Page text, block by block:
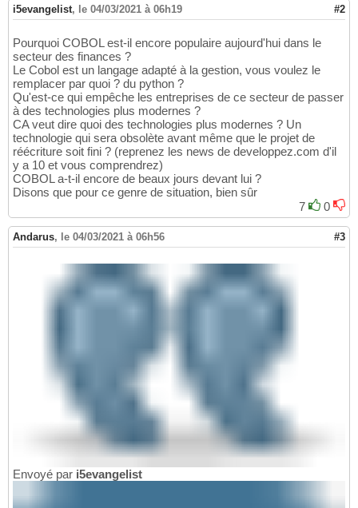
i5evangelist, le 04/03/2021 à 06h19 #2
Pourquoi COBOL est-il encore populaire aujourd'hui dans le
secteur des finances ?
Le Cobol est un langage adapté à la gestion, vous voulez le
remplacer par quoi ? du python ?
Qu'est-ce qui empêche les entreprises de ce secteur de passer
à des technologies plus modernes ?
CA veut dire quoi des technologies plus modernes ? Un
technologie qui sera obsolète avant même que le projet de
réécriture soit fini ? (reprenez les news de developpez.com d'il
y a 10 et vous comprendrez)
COBOL a-t-il encore de beaux jours devant lui ?
Disons que pour ce genre de situation, bien sûr
7
0
Andarus, le 04/03/2021 à 06h56 #3
Envoyé par i5evangelist